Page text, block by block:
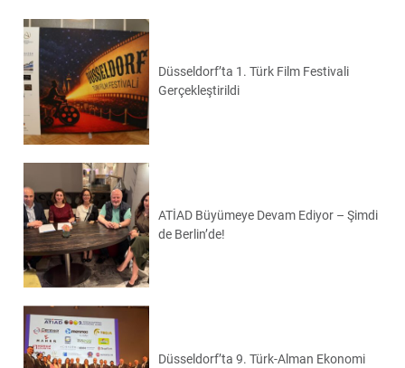
Düsseldorf’ta 1. Türk Film Festivali
Gerçekleştirildi
ATİAD Büyümeye Devam Ediyor – Şimdi
de Berlin’de!
Düsseldorf’ta 9. Türk-Alman Ekonomi